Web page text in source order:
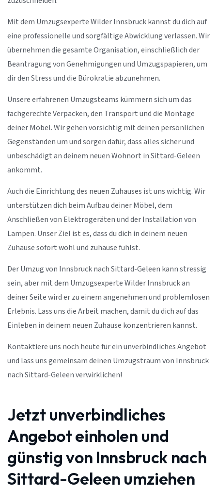
Mit dem Umzugsexperte Wilder Innsbruck kannst du dich auf
eine professionelle und sorgfältige Abwicklung verlassen. Wir
übernehmen die gesamte Organisation, einschließlich der
Beantragung von Genehmigungen und Umzugspapieren, um
dir den Stress und die Bürokratie abzunehmen.
Unsere erfahrenen Umzugsteams kümmern sich um das
fachgerechte Verpacken, den Transport und die Montage
deiner Möbel. Wir gehen vorsichtig mit deinen persönlichen
Gegenständen um und sorgen dafür, dass alles sicher und
unbeschädigt an deinem neuen Wohnort in Sittard-Geleen
ankommt.
Auch die Einrichtung des neuen Zuhauses ist uns wichtig. Wir
unterstützen dich beim Aufbau deiner Möbel, dem
Anschließen von Elektrogeräten und der Installation von
Lampen. Unser Ziel ist es, dass du dich in deinem neuen
Zuhause sofort wohl und zuhause fühlst.
Der Umzug von Innsbruck nach Sittard-Geleen kann stressig
sein, aber mit dem Umzugsexperte Wilder Innsbruck an
deiner Seite wird er zu einem angenehmen und problemlosen
Erlebnis. Lass uns die Arbeit machen, damit du dich auf das
Einleben in deinem neuen Zuhause konzentrieren kannst.
Kontaktiere uns noch heute für ein unverbindliches Angebot
und lass uns gemeinsam deinen Umzugstraum von Innsbruck
nach Sittard-Geleen verwirklichen!
Jetzt unverbindliches
Angebot einholen und
günstig von Innsbruck nach
Sittard-Geleen umziehen